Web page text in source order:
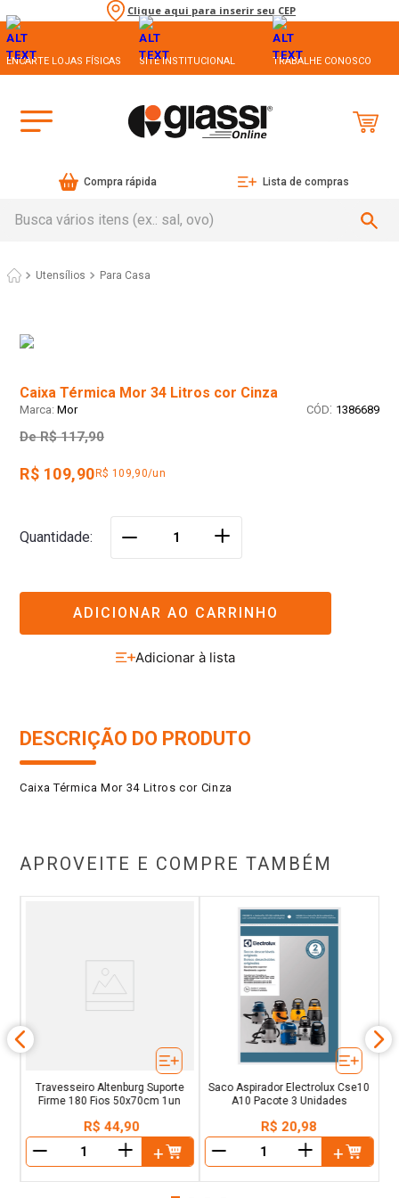
Clique aqui para inserir seu CEP
ENCARTE LOJAS FÍSICAS SITE INSTITUCIONAL TRABALHE CONOSCO
Compra rápida Lista de compras
Utensílios Para Casa
Caixa Térmica Mor 34 Litros cor Cinza
Mor : 1386689
De R$ 117,90
R$ 109,90 R$ 109,90/un
Quantidade ＋
ADICIONAR AO CARRINHO
DESCRIÇÃO DO PRODUTO
Caixa Térmica Mor 34 Litros cor Cinza
APROVEITE E COMPRE TAMBÉM
Travesseiro Altenburg Suporte
Firme 180 Fios 50x70cm 1un
R$ 44,90
＋
Saco Aspirador Electrolux Cse10
A10 Pacote 3 Unidades
R$ 20,98
＋